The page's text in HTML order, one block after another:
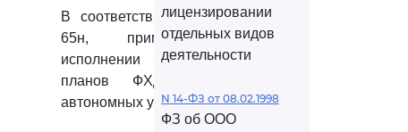
В соответствии сУказаниями
65н, применяемыми при
исполнении бюджетов, а также
планов ФХД бюджетных и
автономных учреждений:
лицензировании
отдельных видов
деятельности
N 14-ФЗ от 08.02.1998
ФЗ об ООО